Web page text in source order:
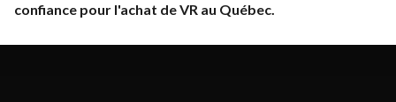
confiance pour l'achat de VR au Québec.